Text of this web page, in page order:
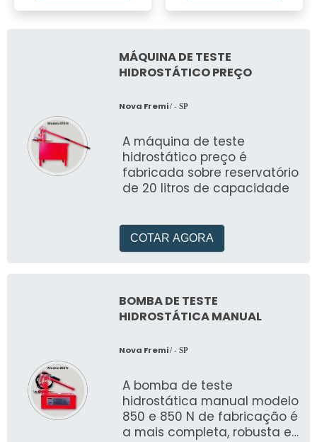
MÁQUINA DE TESTE
HIDROSTÁTICO PREÇO
Nova Fremi/ - SP
A máquina de teste
hidrostático preço é
fabricada sobre reservatório
de 20 litros de capacidade
COTAR AGORA
BOMBA DE TESTE
HIDROSTÁTICA MANUAL
Nova Fremi/ - SP
A bomba de teste
hidrostática manual modelo
850 e 850 N de fabricação é
a mais completa, robusta e